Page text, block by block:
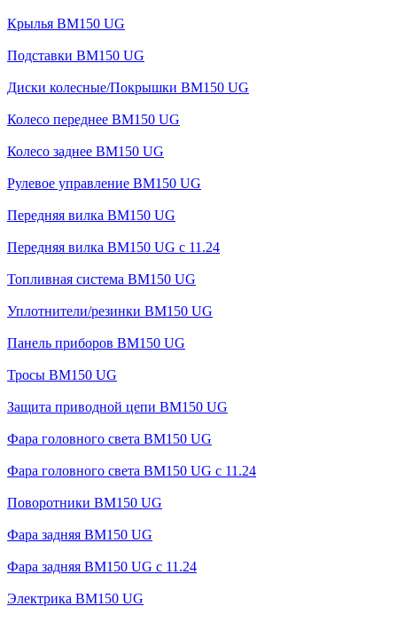
Крылья BM150 UG
Подставки BM150 UG
Диски колесные/Покрышки BM150 UG
Колесо переднее BM150 UG
Колесо заднее BM150 UG
Рулевое управление BM150 UG
Передняя вилка BM150 UG
Передняя вилка BM150 UG с 11.24
Топливная система BM150 UG
Уплотнители/резинки BM150 UG
Панель приборов BM150 UG
Тросы BM150 UG
Защита приводной цепи BM150 UG
Фара головного света BM150 UG
Фара головного света BM150 UG c 11.24
Поворотники BM150 UG
Фара задняя BM150 UG
Фара задняя BM150 UG с 11.24
Электрика BM150 UG